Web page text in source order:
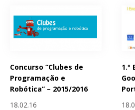
Concurso “Clubes de
Programação e
Robótica” – 2015/2016
18.02.16
1.º